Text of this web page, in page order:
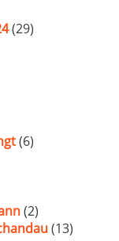
(29)
(6)
(2)
(13)